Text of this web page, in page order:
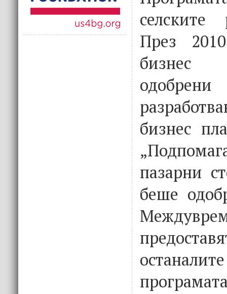
През
бизнес
бизнес
пазарни
беше